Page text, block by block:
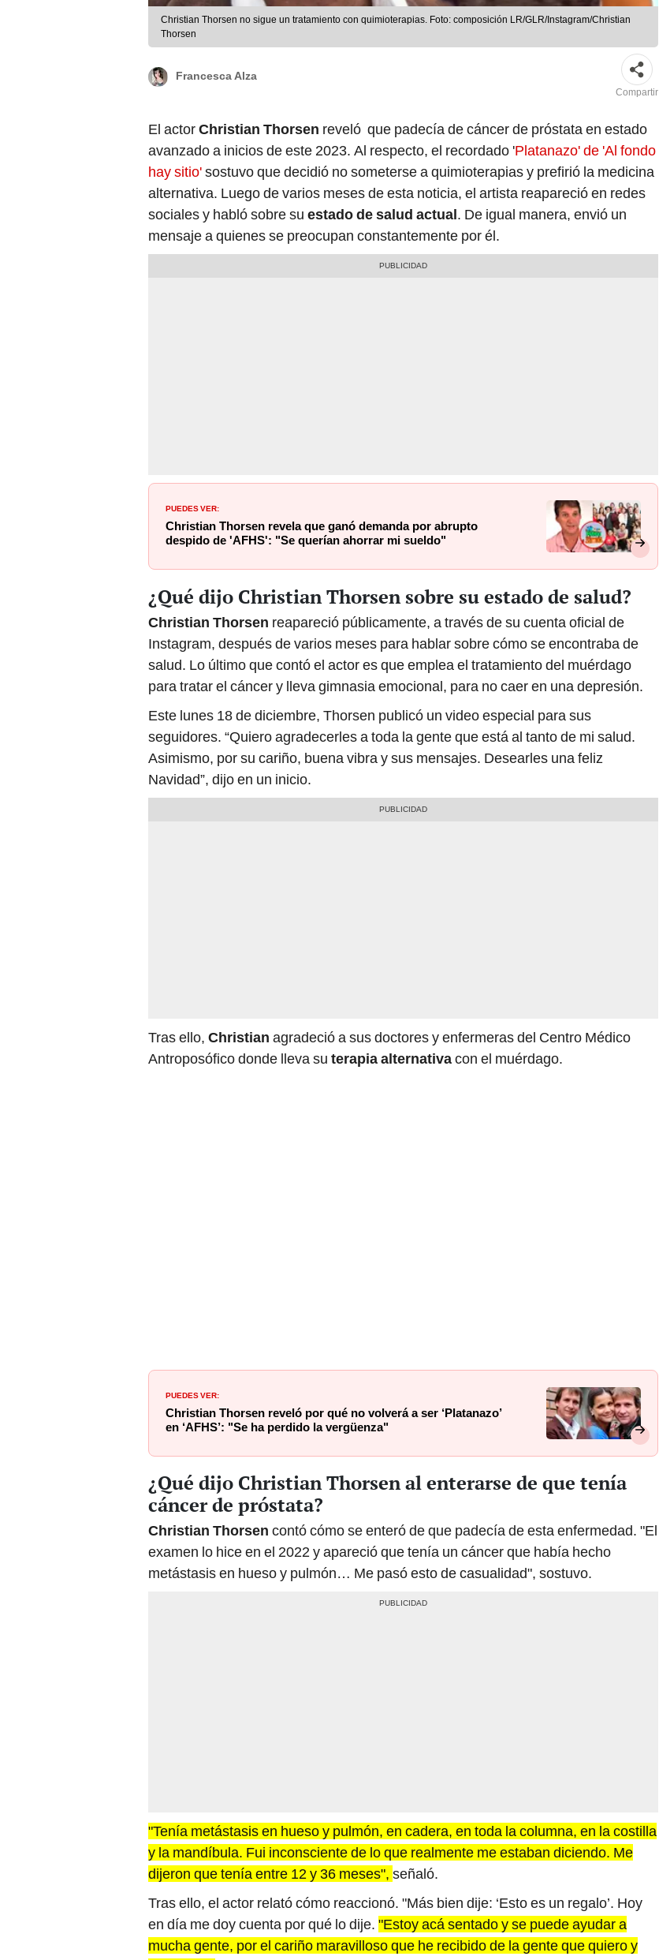
Christian Thorsen no sigue un tratamiento con quimioterapias. Foto: composición LR/GLR/Instagram/Christian
Thorsen
Francesca Alza
Compartir
El actorChristian Thorsen reveló que padecía de cáncer de próstata en estado
avanzado a inicios de este 2023. Al respecto, el recordado 'Platanazo' de 'Al fondo
hay sitio'sostuvo que decidió no someterse a quimioterapias y prefirió la medicina
alternativa. Luego de varios meses de esta noticia, el artista reapareció en redes
sociales y habló sobre su estado de salud actual. De igual manera, envió un
mensaje a quienes se preocupan constantemente por él.
PUEDES VER:
Christian Thorsen revela que ganó demanda por abrupto
despido de 'AFHS': "Se querían ahorrar mi sueldo"
¿Qué dijo Christian Thorsen sobre su estado de salud?
Christian Thorsen reapareció públicamente, a través de su cuenta oficial de
Instagram, después de varios meses para hablar sobre cómo se encontraba de
salud. Lo último que contó el actor es que emplea el tratamiento del muérdago
para tratar el cáncer y lleva gimnasia emocional, para no caer en una depresión.
Este lunes 18 de diciembre, Thorsen publicó un video especial para sus
seguidores. “Quiero agradecerles a toda la gente que está al tanto de mi salud.
Asimismo, por su cariño, buena vibra y sus mensajes. Desearles una feliz
Navidad”, dijo en un inicio.
Tras ello, Christian agradeció a sus doctores y enfermeras del Centro Médico
Antroposófico donde lleva su terapia alternativacon el muérdago.
PUEDES VER:
Christian Thorsen reveló por qué no volverá a ser ‘Platanazo’
en ‘AFHS’: "Se ha perdido la vergüenza"
¿Qué dijo Christian Thorsen al enterarse de que tenía
cáncer de próstata?
Christian Thorsen contó cómo se enteró de que padecía de esta enfermedad. "El
examen lo hice en el 2022 y apareció que tenía un cáncer que había hecho
metástasis en hueso y pulmón… Me pasó esto de casualidad", sostuvo.
"Tenía metástasis en hueso y pulmón, en cadera, en toda la columna, en la costilla
y la mandíbula. Fui inconsciente de lo que realmente me estaban diciendo. Me
dijeron que tenía entre 12 y 36 meses", señaló.
Tras ello, el actor relató cómo reaccionó. "Más bien dije: ‘Esto es un regalo’. Hoy
en día me doy cuenta por qué lo dije. "Estoy acá sentado y se puede ayudar a
mucha gente, por el cariño maravilloso que he recibido de la gente que quiero y